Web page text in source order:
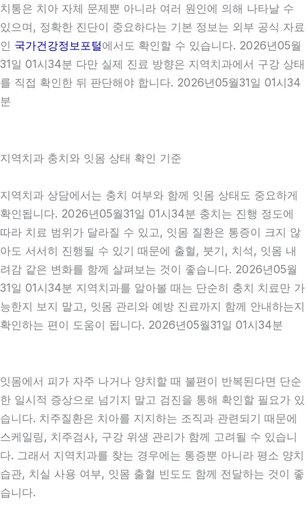
치통은 치아 자체 문제뿐 아니라 여러 원인에 의해 나타날 수
있으며, 정확한 진단이 중요하다는 기본 정보는 외부 공식 자료
인 국가건강정보포털에서도 확인할 수 있습니다. 2026년05월
31일 01시34분 다만 실제 진료 방향은 지역치과에서 구강 상태
를 직접 확인한 뒤 판단해야 합니다. 2026년05월31일 01시34
분
지역치과 충치와 잇몸 상태 확인 기준
지역치과 상담에서는 충치 여부와 함께 잇몸 상태도 중요하게
확인됩니다. 2026년05월31일 01시34분 충치는 진행 정도에
따라 치료 범위가 달라질 수 있고, 잇몸 질환은 통증이 크지 않
아도 서서히 진행될 수 있기 때문에 출혈, 붓기, 치석, 잇몸 내
려감 같은 변화를 함께 살펴보는 것이 좋습니다. 2026년05월
31일 01시34분 지역치과를 알아볼 때는 단순히 충치 치료만 가
능한지 보지 말고, 잇몸 관리와 예방 진료까지 함께 안내하는지
확인하는 편이 도움이 됩니다. 2026년05월31일 01시34분
잇몸에서 피가 자주 나거나 양치할 때 불편이 반복된다면 단순
한 일시적 증상으로 넘기지 말고 검진을 통해 확인할 필요가 있
습니다. 치주질환은 치아를 지지하는 조직과 관련되기 때문에
스케일링, 치주검사, 구강 위생 관리가 함께 고려될 수 있습니
다. 그래서 지역치과를 찾는 경우에는 통증뿐 아니라 평소 양치
습관, 치실 사용 여부, 잇몸 출혈 빈도도 함께 전달하는 것이 좋
습니다.